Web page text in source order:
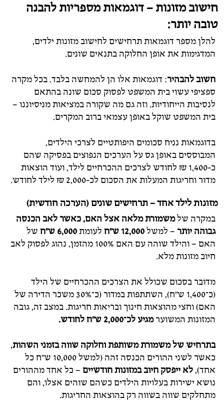
חישוב מזונות – דוגמאות מספריות להבנה
טובה יותר:
להלן מספר דוגמאות תרחישים לחישוב מזונות ילדים,
המדגימות את אופן החלוקה בתנאים שונים.
חשוב להבהיר: דוגמאות אלו הן להמחשה בלבד. בכל מקרה
ספציפי עשוי בית המשפט לפסוק סכום שונה בהתאם
לנסיבות הייחודיות. וזה גם מה שקורה במציאות מניסיוננו –
בית המשפט שוקל באופן עצמאי ברוב המקרים.
בדוגמאות נניח סכומים היפותטיים לצרכי הילדים,
המבוססים באופן גס על הערכים הנפוצים בפסיקה שהם
כ-1,400 ₪ לחודש לצרכים ההכרחיים לילד, ועוד הוצאות
מדור וחריגות המעלות את הסכום לכ-2,000 ₪ לילד לחודש.
מזונות לילד אחד – תרחישים שונים (הערכה חודשית)
במקרה שלמשמורת מלאה אצל האם, כאשר לאב הכנסה
גבוהה יותר – למשל12,000 ש"ח לעומת6,000 ש"ח
של
האם – והילד שוהה עם האם 100% מהזמן, נהוג לפסוק לאב
חיוב מזונות מלא.
מדובר בסכום שכולל את הצרכים ההכרחיים של הילד
(כ־1,400 ש"ח), השתתפות במדור (כ־30% משכר הדירה של
האם) וחצי מהוצאות חינוך ובריאות חריגות. במצב זה, גובה
המזונות המשוערמגיע לכ־2,000 ש"ח לחודש.
בתרחיש של משמורת משותפת וחלוקה שווה בזמני השהות,
כאשר לשני ההורים הכנסה זהה (למשל 10,000 ש"ח כל
אחד),לא ייפסק חיוב במזונות חודשיים – כל אחד מההורים
נושא ישירות בעלויות הילדים כשהם שוהים אצלו, והם
מתחלקים שווה בשווה רק בהוצאות החריגות.